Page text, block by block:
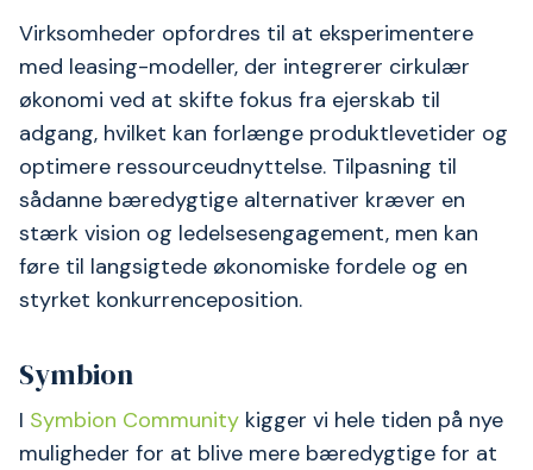
Virksomheder opfordres til at eksperimentere
med leasing-modeller, der integrerer cirkulær
økonomi ved at skifte fokus fra ejerskab til
adgang, hvilket kan forlænge produktlevetider og
optimere ressourceudnyttelse. Tilpasning til
sådanne bæredygtige alternativer kræver en
stærk vision og ledelsesengagement, men kan
føre til langsigtede økonomiske fordele og en
styrket konkurrenceposition.
Symbion
I Symbion Community kigger vi hele tiden på nye
muligheder for at blive mere bæredygtige for at